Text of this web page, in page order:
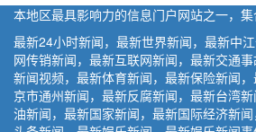
本地区最具影响力的信息门户网站之一，
最新24小时新闻，最新世界新闻，最新中
网传销新闻，最新互联网新闻，最新交通
新闻视频，最新体育新闻，最新保险新闻
京市通州新闻，最新反腐新闻，最新台湾
油新闻，最新国家新闻，最新国际经济新